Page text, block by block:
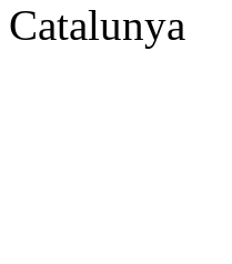
Catalunya